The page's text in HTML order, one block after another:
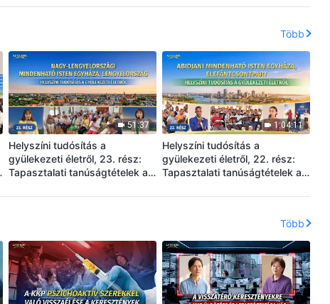
Több
51:37
Helyszíni tudósítás a
gyülekezeti életről, 23. rész:
Tapasztalati tanúságtételek a
Mindenható Isten Egyházából,
élni
1:04:11
Helyszíni tudósítás a
gyülekezeti életről, 22. rész:
Tapasztalati tanúságtételek az
Egyházából,
szabadulhatunk meg a romlott
beállítottságok rabságából
Több